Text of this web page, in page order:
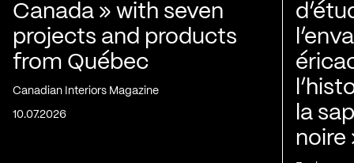
Canada » with seven
projects and products
from Québec
Canadian Interiors Magazine
10.07.2026
la
noire